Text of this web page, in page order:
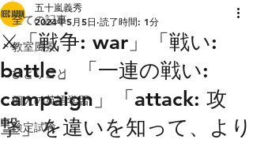
全ての記事
教室風景
ひとりごと
個人の英語学習
検定試験
⚔️「戦争: war」「戦い:
battle」「一連の戦い:
campaign」「attack: 攻
撃」を違いを知って、より
五十嵐義秀
2024年5月5日 読了時間: 1分